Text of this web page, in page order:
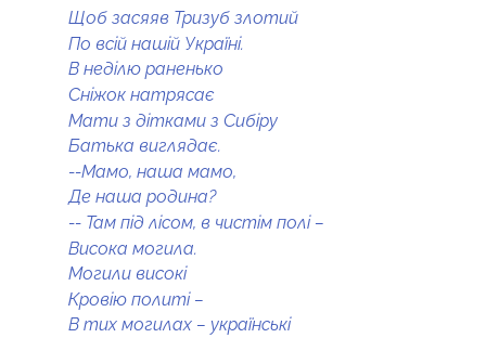
Щоб засяяв Тризуб злотий
По всій нашій Україні.
В неділю раненько
Сніжок натрясає
Мати з дітками з Сибіру
Батька виглядає.
--Мамо, наша мамо,
Де наша родина?
-- Там під лісом, в чистім полі –
Висока могила.
Могили високі
Кровію политі –
В тих могилах – українські